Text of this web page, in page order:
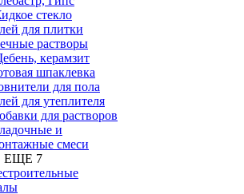
стекло
для плитки
растворы
керамзит
шпаклевка
для пола
для утеплителя
для растворов
и
смеси
ЕЩЕ 7